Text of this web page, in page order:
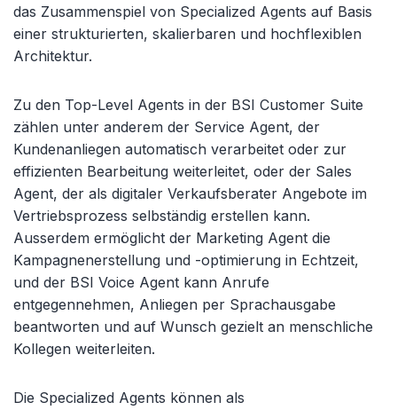
das Zusammenspiel von Specialized Agents auf Basis
einer strukturierten, skalierbaren und hochflexiblen
Architektur.
Zu den Top-Level Agents in der BSI Customer Suite
zählen unter anderem der Service Agent, der
Kundenanliegen automatisch verarbeitet oder zur
effizienten Bearbeitung weiterleitet, oder der Sales
Agent, der als digitaler Verkaufsberater Angebote im
Vertriebsprozess selbständig erstellen kann.
Ausserdem ermöglicht der Marketing Agent die
Kampagnenerstellung und -optimierung in Echtzeit,
und der BSI Voice Agent kann Anrufe
entgegennehmen, Anliegen per Sprachausgabe
beantworten und auf Wunsch gezielt an menschliche
Kollegen weiterleiten.
Die Specialized Agents können als